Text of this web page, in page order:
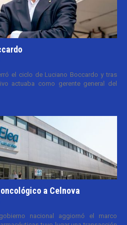
el ciclo de Luciano Boccardo y tras
actuaba como gerente general del
a Celnova
nacional aggiornó el marco